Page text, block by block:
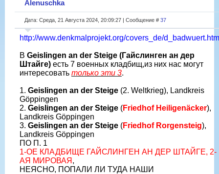
Alenuschka
Дата: Среда, 21 Августа 2024, 20:09:27 | Сообщение # 37
http://www.denkmalprojekt.org/covers_de/d_badwuert.htm
В Geislingen an der Steige (Гайслинген ан дер
Штайге) есть 7 военных кладбищ,из них нас могут
интересовать только эти 3.
1. Geislingen an der Steige (2. Weltkrieg), Landkreis
Göppingen
2. Geislingen an der Steige (Friedhof Heiligenäcker),
Landkreis Göppingen
3. Geislingen an der Steige (Friedhof Rorgensteig),
Landkreis Göppingen
ПО П. 1
1-ОЕ КЛАДБИЩЕ ГАЙСЛИНГЕН АН ДЕР ШТАЙГЕ, 2-
АЯ МИРОВАЯ ,
НЕЯСНО, ПОПАЛИ ЛИ ТУДА НАШИ